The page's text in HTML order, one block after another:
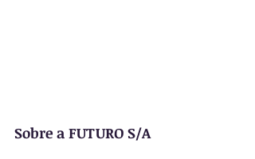
Sobre a FUTURO S/A